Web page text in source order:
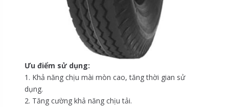
Ưu điểm sử dụng:
1. Khả năng chịu mài mòn cao, tăng thời gian sử
dụng.
2. Tăng cường khả năng chịu tải.